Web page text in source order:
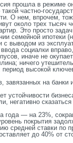
прошла в режиме
частно-
О нем, впрочем,
около трех
Это просто
семейной ипотеки
с выводом из
социалки
иначе не
ничего
высокой
завязанных на
устойчивости
негативно
года — на 23%,
покрытия
средней ставки по
до 40% от